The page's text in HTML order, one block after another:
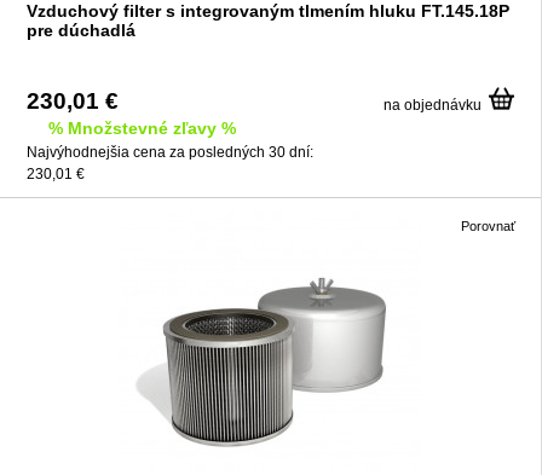
Vzduchový filter s integrovaným tlmením hluku FT.145.18P
pre dúchadlá
230,01 € na objednávku
% Množstevné zľavy %
Najvýhodnejšia cena za posledných 30 dní:
230,01 €
Porovnať